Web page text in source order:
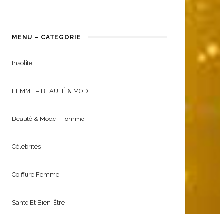
MENU – CATEGORIE
Insolite
FEMME – BEAUTÉ & MODE
Beauté & Mode | Homme
Célébrités
Coiffure Femme
Santé Et Bien-Être